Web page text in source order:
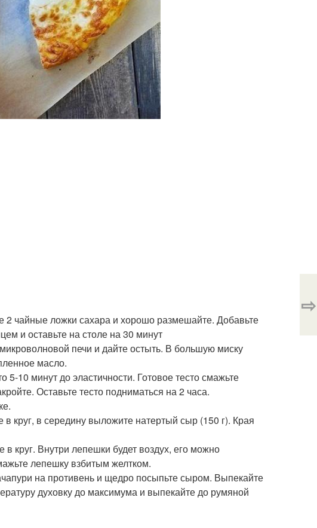
2 чайные ложки сахара и хорошо размешайте. Добавьте
и оставьте на столе на 30 минут
печи и дайте остыть. В большую миску
масло.
10 минут до эластичности. Готовое тесто смажьте
Оставьте тесто подниматься на 2 часа.
в круг, в середину выложите натертый сыр (150 г). Края
круг. Внутри лепешки будет воздух, его можно
лепешку взбитым желтком.
на противень и щедро посыпьте сыром. Выпекайте
духовку до максимума и выпекайте до румяной
⇨